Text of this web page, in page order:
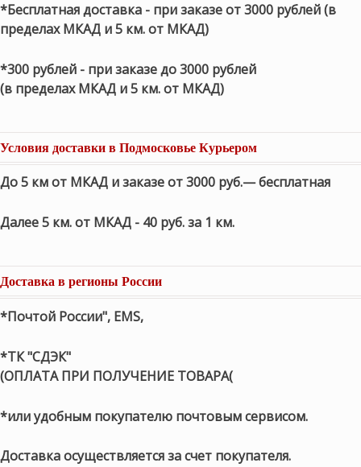
*Бесплатная доставка - при заказе от 3000 рублей (в
пределах МКАД и 5 км. от МКАД)
*300 рублей - при заказе до 3000 рублей
(в пределах МКАД и 5 км. от МКАД)
Условия доставки в Подмосковье Курьером
До 5 км от МКАД и заказе от 3000 руб.— бесплатная
Далее 5 км. от МКАД - 40 руб. за 1 км.
Доставка в регионы России
*Почтой России", EMS,
*ТК "СДЭК"
(ОПЛАТА ПРИ ПОЛУЧЕНИЕ ТОВАРА(
*или удобным покупателю почтовым сервисом.
Доставка осуществляется за счет покупателя.